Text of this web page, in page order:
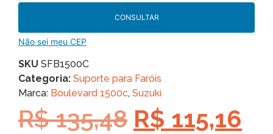
CONSULTAR
Não sei meu CEP
SKU SFB1500C
Categoria: Suporte para Faróis
Marca: Boulevard 1500c, Suzuki
R$135,48 R$ 115,16